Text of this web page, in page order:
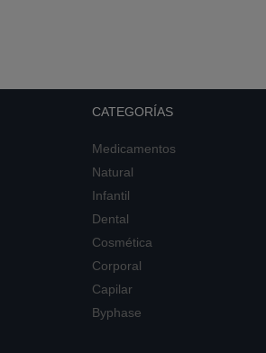
CATEGORÍAS
Medicamentos
Natural
Infantil
Dental
Cosmética
Corporal
Capilar
Byphase